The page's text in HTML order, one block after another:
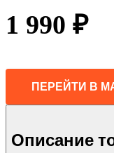
1 990 ₽
ПЕРЕЙТИ В
Описание